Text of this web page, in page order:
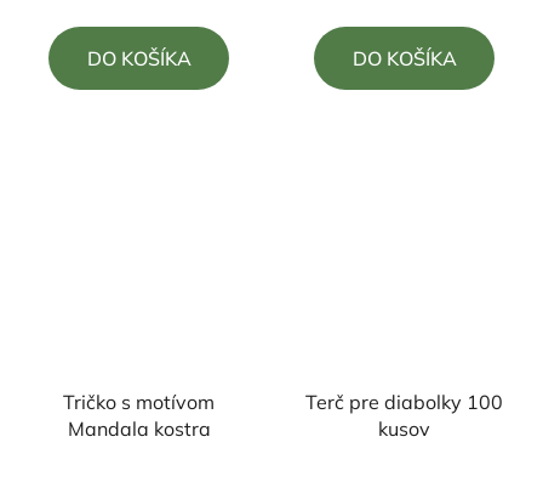
z
DO KOŠÍKA
z
DO KOŠÍKA
Tričko s motívom
Mandala kostra
Terč pre diabolky 100
kusov